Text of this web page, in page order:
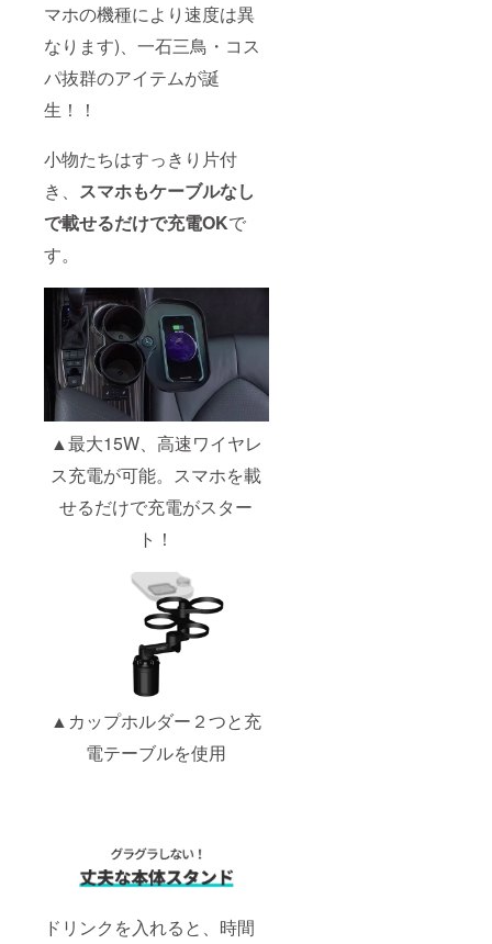
マホの機種により速度は異
なります)、一石三鳥・コス
パ抜群のアイテムが誕
生！！
小物たちはすっきり片付
き、 スマホもケーブルなし
で載せるだけで充電OKで
す。
▲最大15W、高速ワイヤレ
ス充電が可能。スマホを載
せるだけで充電がスター
ト！
▲カップホルダー２つと充
電テーブルを使用
ドリンクを入れると、時間